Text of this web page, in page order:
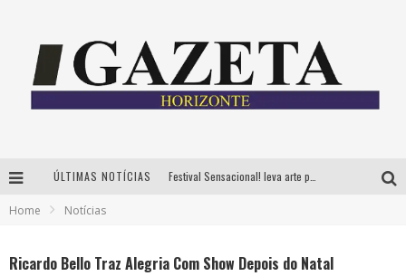
ÚLTIMAS NOTÍCIAS
Home Notícias
Ricardo Bello Traz Alegria Com Show Depois do Natal